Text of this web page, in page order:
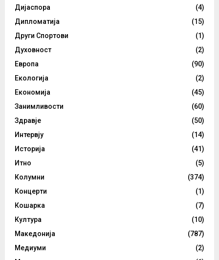
Дијаспора
(4)
Дипломатија
(15)
Други Спортови
(1)
Духовност
(2)
Европа
(90)
Екологија
(2)
Економија
(45)
Занимливости
(60)
Здравје
(50)
Интервју
(14)
Историја
(41)
Итно
(5)
Колумни
(374)
Концерти
(1)
Кошарка
(7)
Култура
(10)
Македонија
(787)
Медиуми
(2)